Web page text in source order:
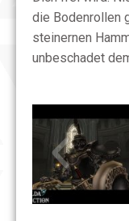
die Bodenrollen
steinernen
unbeschadet